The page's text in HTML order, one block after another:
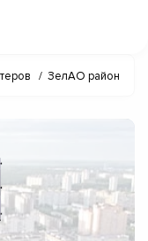
/ ЗелАО район